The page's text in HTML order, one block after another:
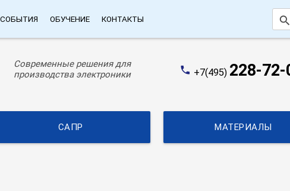
СОБЫТИЯ ОБУЧЕНИЕ КОНТАКТЫ
Современные решения для
производства электроники
phone +7(495) 228-72-
САПР МАТЕРИАЛЫ